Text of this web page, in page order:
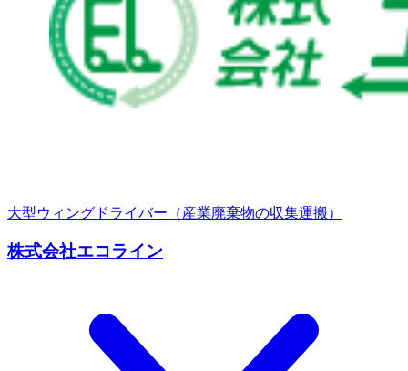
大型ウィングドライバー（産業廃棄物の収集運搬）
株式会社エコライン